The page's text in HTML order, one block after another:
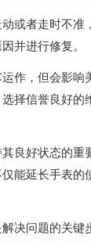
者走时不准
并进行修复。
，但会影响
择信誉良好的
好状态的重
能延长手表
问题的关键